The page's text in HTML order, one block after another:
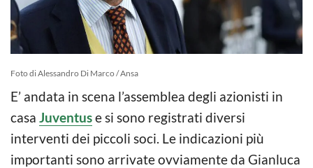
Foto di Alessandro Di Marco / Ansa
E’ andata in scena l’assemblea degli azionisti in
casa Juventuse si sono registrati diversi
interventi dei piccoli soci. Le indicazioni più
importanti sono arrivate ovviamente da Gianluca